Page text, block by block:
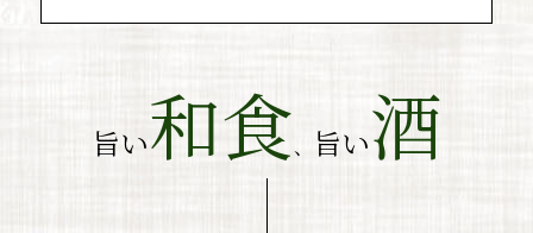
旨い和食、 旨い酒